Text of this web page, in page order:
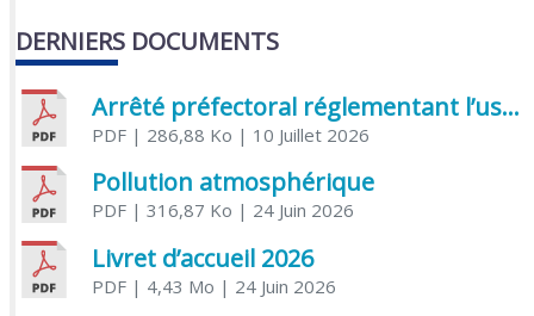
DERNIERS DOCUMENTS
Arrêté préfectoral réglementant l’usage de l’eau
PDF| 286,88 Ko | 10 Juillet 2026
Pollution atmosphérique
PDF| 316,87 Ko | 24 Juin 2026
Livret d’accueil 2026
PDF| 4,43 Mo | 24 Juin 2026